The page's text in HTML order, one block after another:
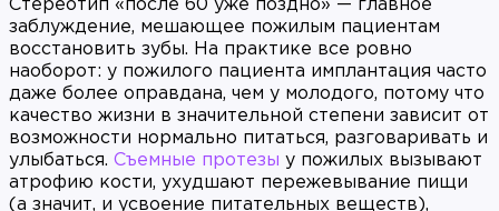
Стереотип «после 60 уже поздно» — главное
заблуждение, мешающее пожилым пациентам
восстановить зубы. На практике все ровно
наоборот: у пожилого пациента имплантация часто
даже более оправдана, чем у молодого, потому что
качество жизни в значительной степени зависит от
возможности нормально питаться, разговаривать и
улыбаться. Съемные протезы у пожилых вызывают
атрофию кости, ухудшают пережевывание пищи
(а значит, и усвоение питательных веществ),